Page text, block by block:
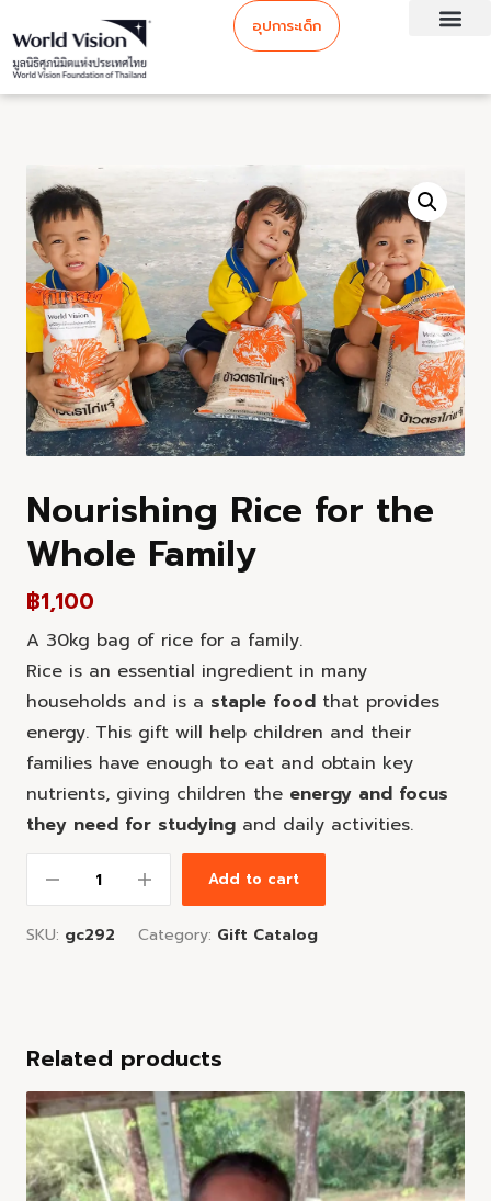
อุปการะเด็ก
Nourishing Rice for the
Whole Family
฿1,100
A 30kg bag of rice for a family.
Rice is an essential ingredient in many
households and is a staple food that provides
energy. This gift will help children and their
families have enough to eat and obtain key
nutrients, giving children the energy and focus
they need for studying and daily activities.
Add to cart
SKU: gc292 Category: Gift Catalog
Related products